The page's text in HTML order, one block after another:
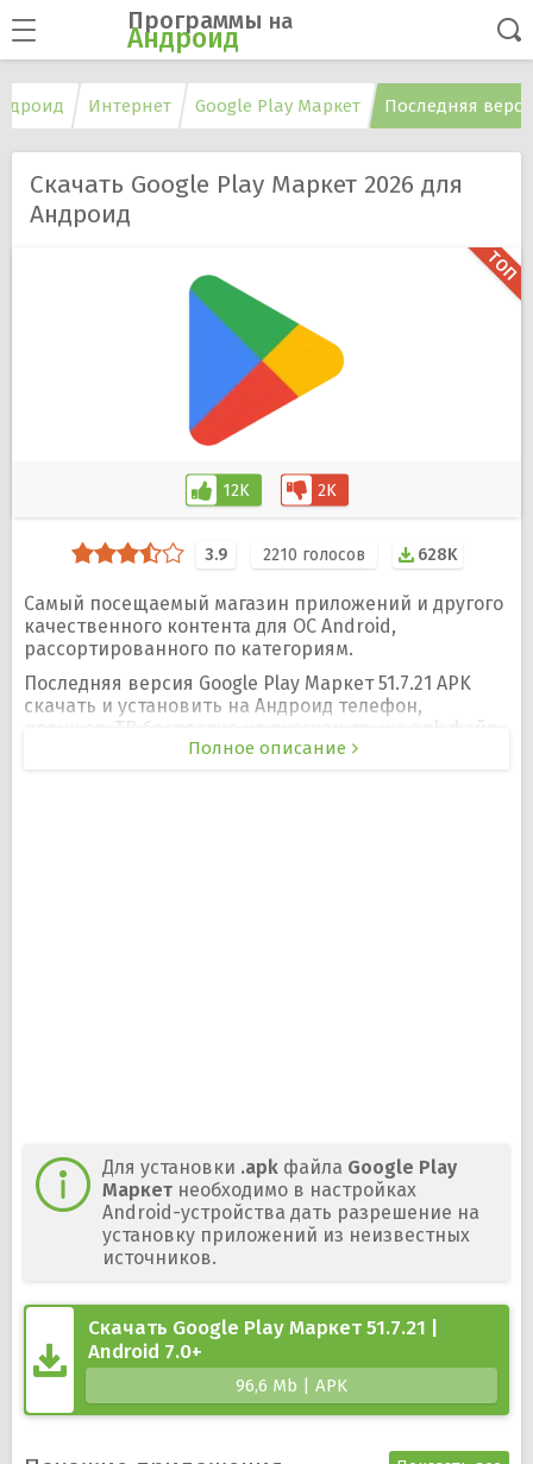
Программы на
Андроид
Интернет Google Play Маркет Последняя
Скачать Google Play Маркет 2026 для
Андроид
12K 2K
3.9 2210 голосов 628K
Самый посещаемый магазин приложений и другого
качественного контента для ОС Android,
рассортированного по категориям.
Последняя версия Google Play Маркет 51.7.21 APK
скачать и установить на Андроид телефон,
планшет, ТВ бесплатно на русском языке apk файл.
Полное описание
Для установки .apk файла Google Play
Маркет необходимо в настройках
Android-устройства дать разрешение на
установку приложений из неизвестных
источников.
Скачать Google Play Маркет 51.7.21 |
Android 7.0+
96,6 Mb | APK